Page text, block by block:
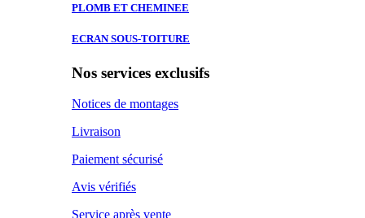
PLOMB ET CHEMINEE
ECRAN SOUS-TOITURE
Nos services exclusifs
Notices de montages
Livraison
Paiement sécurisé
Avis vérifiés
Service après vente